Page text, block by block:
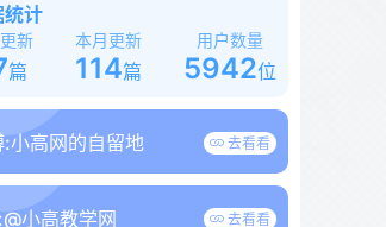
统计
新
篇
本月更新
114篇
用户数量
5942位
:小高网的自留地 去看看
@小高教学网 去看看